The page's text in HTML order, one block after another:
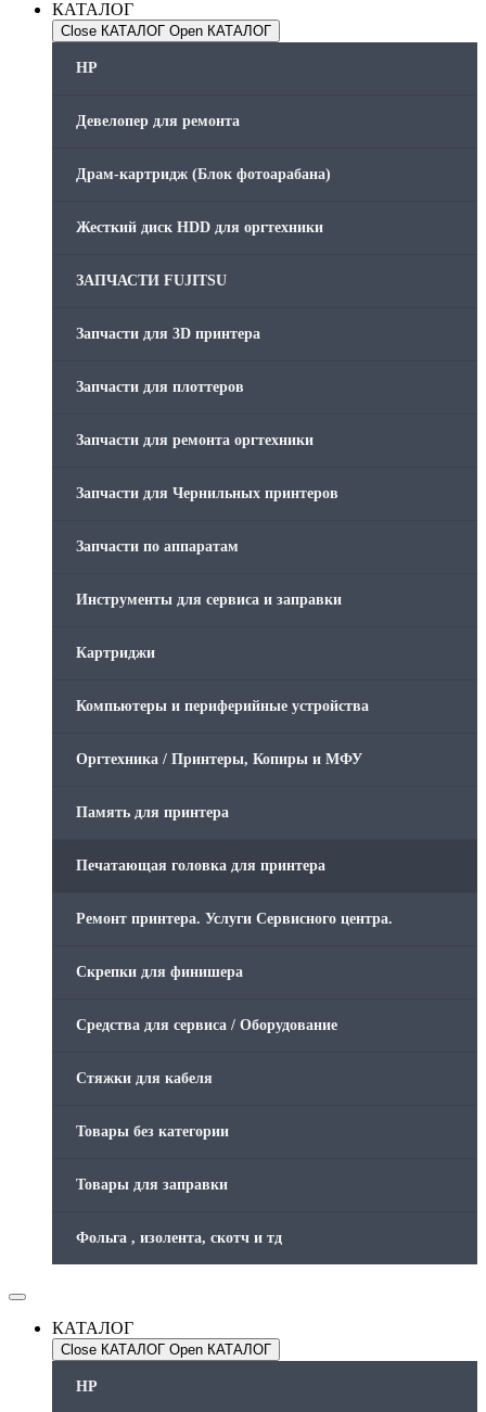
КАТАЛОГ
Close КАТАЛОГ Open КАТАЛОГ
HP
Девелопер для ремонта
Драм-картридж (Блок фотоарабана)
Жесткий диск HDD для оргтехники
ЗАПЧАСТИ FUJITSU
Запчасти для 3D принтера
Запчасти для плоттеров
Запчасти для ремонта оргтехники
Запчасти для Чернильных принтеров
Запчасти по аппаратам
Инструменты для сервиса и заправки
Картриджи
Компьютеры и периферийные устройства
Оргтехника / Принтеры, Копиры и МФУ
Память для принтера
Печатающая головка для принтера
Ремонт принтера. Услуги Сервисного центра.
Скрепки для финишера
Средства для сервиса / Оборудование
Стяжки для кабеля
Товары без категории
Товары для заправки
Фольга , изолента, скотч и тд
КАТАЛОГ
Close КАТАЛОГ Open КАТАЛОГ
HP